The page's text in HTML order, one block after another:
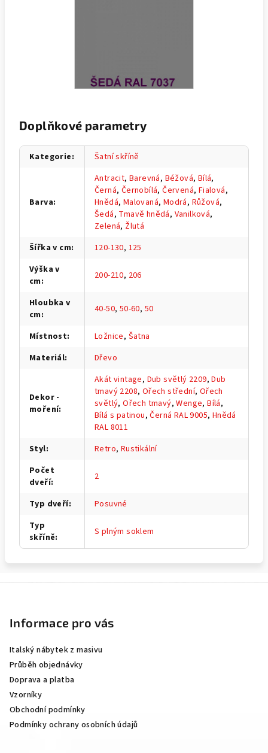
Doplňkové parametry
Kategorie: Šatní skříně
Barva:
Antracit,Barevná, Béžová, Bílá,
Černá, Černobílá,Červená, Fialová,
Hnědá, Malovaná, Modrá, Růžová,
Šedá, Tmavě hnědá, Vanilková,
Zelená, Žlutá
Šířka v cm: 120-130, 125
Výška v
cm: 200-210, 206
Hloubka v
cm: 40-50, 50-60, 50
Místnost: Ložnice, Šatna
Materiál: Dřevo
Dekor -
moření:
Akát vintage, Dub světlý 2209,Dub
tmavý 2208, Ořech střední, Ořech
světlý,Ořech tmavý,Wenge,Bílá,
Bílá s patinou,Černá RAL 9005, Hnědá
RAL 8011
Styl: Retro, Rustikální
Počet
dveří: 2
Typ dveří:
Posuvné
Typ
skříně: S plným soklem
Informace pro vás
Italský nábytek z masivu
Průběh objednávky
Doprava a platba
Vzorníky
Obchodní podmínky
Podmínky ochrany osobních údajů